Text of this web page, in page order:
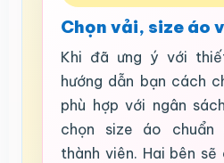
Chọn vải, size áo
Khi đã ưng ý với
hướng dẫn bạn cách
phù hợp với ngân
chọn size áo chuẩn
thành viên. Hai bên